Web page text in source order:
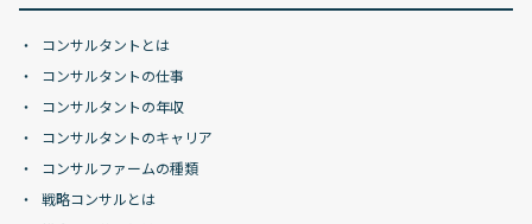
コンサルタントとは
コンサルタントの仕事
コンサルタントの年収
コンサルタントのキャリア
コンサルファームの種類
戦略コンサルとは